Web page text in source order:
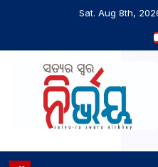
Sat. Aug 8th,